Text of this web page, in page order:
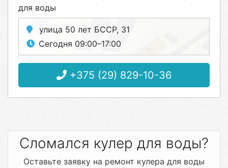
для воды
улица 50 лет БССР, 31
Сегодня 09:00–17:00
+375 (29) 829-10-36
Сломался кулер для воды?
Оставьте заявку на ремонт кулера для воды